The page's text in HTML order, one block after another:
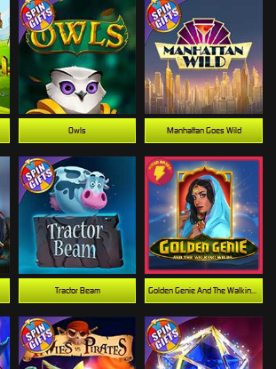
Manhattan Goes Wild
Tractor Beam Golden Genie And The Walking Wilds
Owls